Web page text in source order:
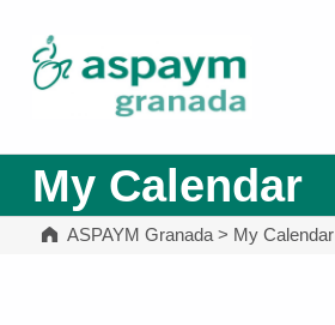
My Calendar
ASPAYM Granada> My Calendar